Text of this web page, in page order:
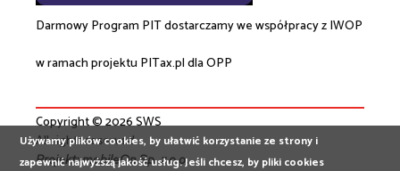
Darmowy Program PIT dostarczamy we współpracy zIWOP
w ramach projektu PITax.pldla OPP
Copyright © 2026 SWS
All rights reserved
Projekt:mobileOn Sp. z o.o.
Używamy plików cookies, by ułatwić korzystanie ze strony i
zapewnić najwyższą jakość usług. Jeśli chcesz, by pliki cookies